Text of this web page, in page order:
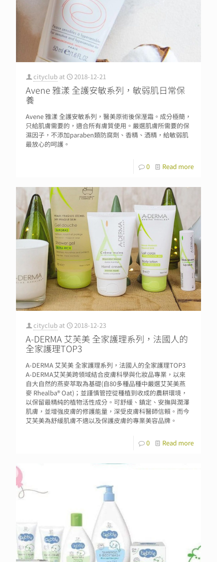
cityclub at 2018-12-21
Avene 雅漾 全護安敏系列，敏弱肌日常保
養
Avene 雅漾 全護安敏系列，醫美原術後保溼霜。成分極簡，
只給肌膚需要的，適合所有膚質使用。嚴選肌膚所需要的保
濕因子，不添加paraben類防腐劑、香精、酒精，給敏弱肌
最放心的呵護。
0 Read more
cityclub at 2018-12-23
A-DERMA 艾芙美 全家護理系列，法國人的
全家護理TOP3
A-DERMA 艾芙美 全家護理系列，法國人的全家護理TOP3
A-DERMA艾芙美跨領域結合皮膚科學與化妝品專業，以來
自大自然的燕麥萃取為基礎(自80多種品種中嚴選艾芙美燕
麥 Rhealba® Oat)；並謹慎管控從種植到收成的農耕環境，
以保留最精純的植物活性成分。可舒緩、鎮定、安撫與潤澤
肌膚，並增強皮膚的修護能量，深受皮膚科醫師信賴。而今
艾芙美為舒緩肌膚不適以及保護皮膚的專業美容品牌。
0 Read more